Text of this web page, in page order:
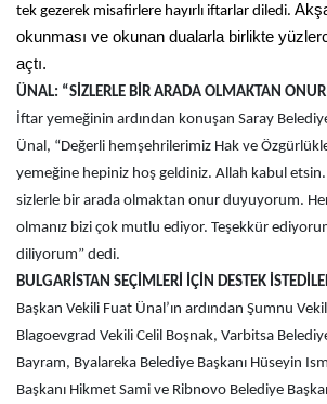
tek gezerek misafirlere hayırlı iftarlar diledi.
okunması ve okunan dualarla birlikte
açtı.
ÜNAL: “SİZLERLE BİR ARADA OLMAKTAN
İftar yemeğinin ardından konuşan Saray
Ünal, “Değerli hemşehrilerimiz Hak ve
yemeğine hepiniz hoş geldiniz. Allah kabul
sizlerle bir arada olmaktan onur duyuyorum.
olmanız bizi çok mutlu ediyor. Teşekkür
diliyorum” dedi.
BULGARİSTAN SEÇİMLERİ İÇİN DESTEK
Başkan Vekili Fuat Ünal’ın ardından Şumnu
Blagoevgrad Vekili Celil Boşnak, Varbitsa
Bayram, Byalareka Belediye Başkanı Hüseyin
Başkanı Hikmet Sami ve Ribnovo Belediye